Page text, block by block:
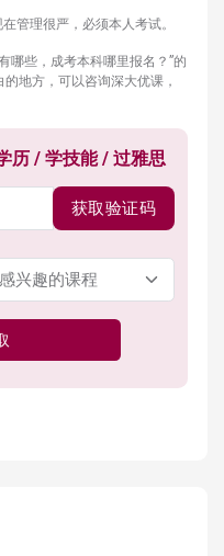
管理很严，必须本人考试。
哪些，成考本科哪里报名？”的
地方，可以咨询深大优课，
历 / 学技能 / 过雅思
获取验证码